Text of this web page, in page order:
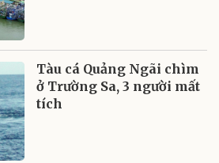
Tàu cá Quảng Ngãi chìm
ở Trường Sa, 3 người mất
tích